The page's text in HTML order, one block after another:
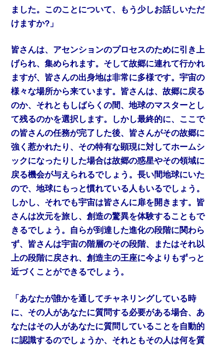
ました。このことについて、もう少しお話しいただ
けますか?」
皆さんは、アセンションのプロセスのために引き上
げられ、集められます。そして故郷に連れて行かれ
ますが、皆さんの出身地は非常に多様です。宇宙の
様々な場所から来ています。皆さんは、故郷に戻る
のか、それともしばらくの間、地球のマスターとし
て残るのかを選択します。しかし最終的に、ここで
の皆さんの任務が完了した後、皆さんがその故郷に
強く惹かれたり、その特有な顕現に対してホームシ
ックになったりした場合は故郷の惑星やその領域に
戻る機会が与えられるでしょう。長い間地球にいた
ので、地球にもっと慣れている人もいるでしょう。
しかし、それでも宇宙は皆さんに扉を開きます。皆
さんは次元を旅し、創造の驚異を体験することもで
きるでしょう。自らが到達した進化の段階に関わら
ず、皆さんは宇宙の階層のその段階、またはそれ以
上の段階に戻され、創造主の王座に今よりもずっと
近づくことができるでしょう。
「あなたが誰かを通してチャネリングしている時
に、その人があなたに質問する必要がある場合、あ
なたはその人があなたに質問していることを自動的
に認識するのでしょうか、それともその人は何を質